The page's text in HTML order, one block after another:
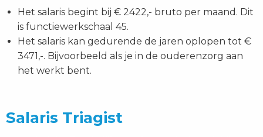
Het salaris begint bij € 2422,- bruto per maand. Dit
is functiewerkschaal 45.
Het salaris kan gedurende de jaren oplopen tot €
3471,-. Bijvoorbeeld als je in de ouderenzorg aan
het werkt bent.
Salaris Triagist